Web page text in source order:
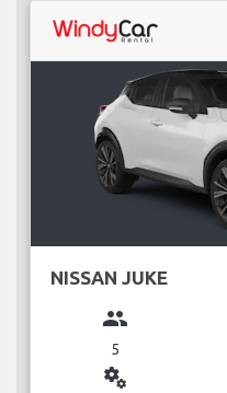
NISSAN JUKE
group
5
miscellaneous_services